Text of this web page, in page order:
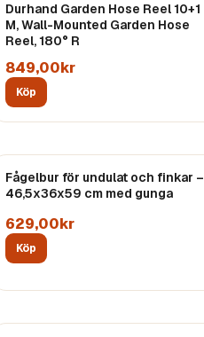
Durhand Garden Hose Reel 10+1
M, Wall-Mounted Garden Hose
Reel, 180° R
849,00kr
Köp
Fågelbur för undulat och finkar –
46,5x36x59 cm med gunga
629,00kr
Köp